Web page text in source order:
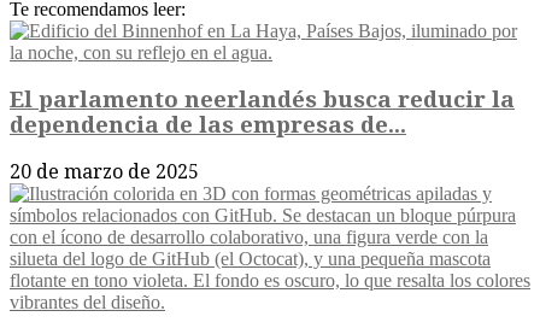
Te recomendamos leer:
El parlamento neerlandés busca reducir la
dependencia de las empresas de...
20 de marzo de 2025